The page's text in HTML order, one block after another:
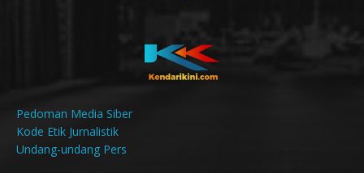
Pedoman Media Siber
Kode Etik Jurnalistik
Undang-undang Pers